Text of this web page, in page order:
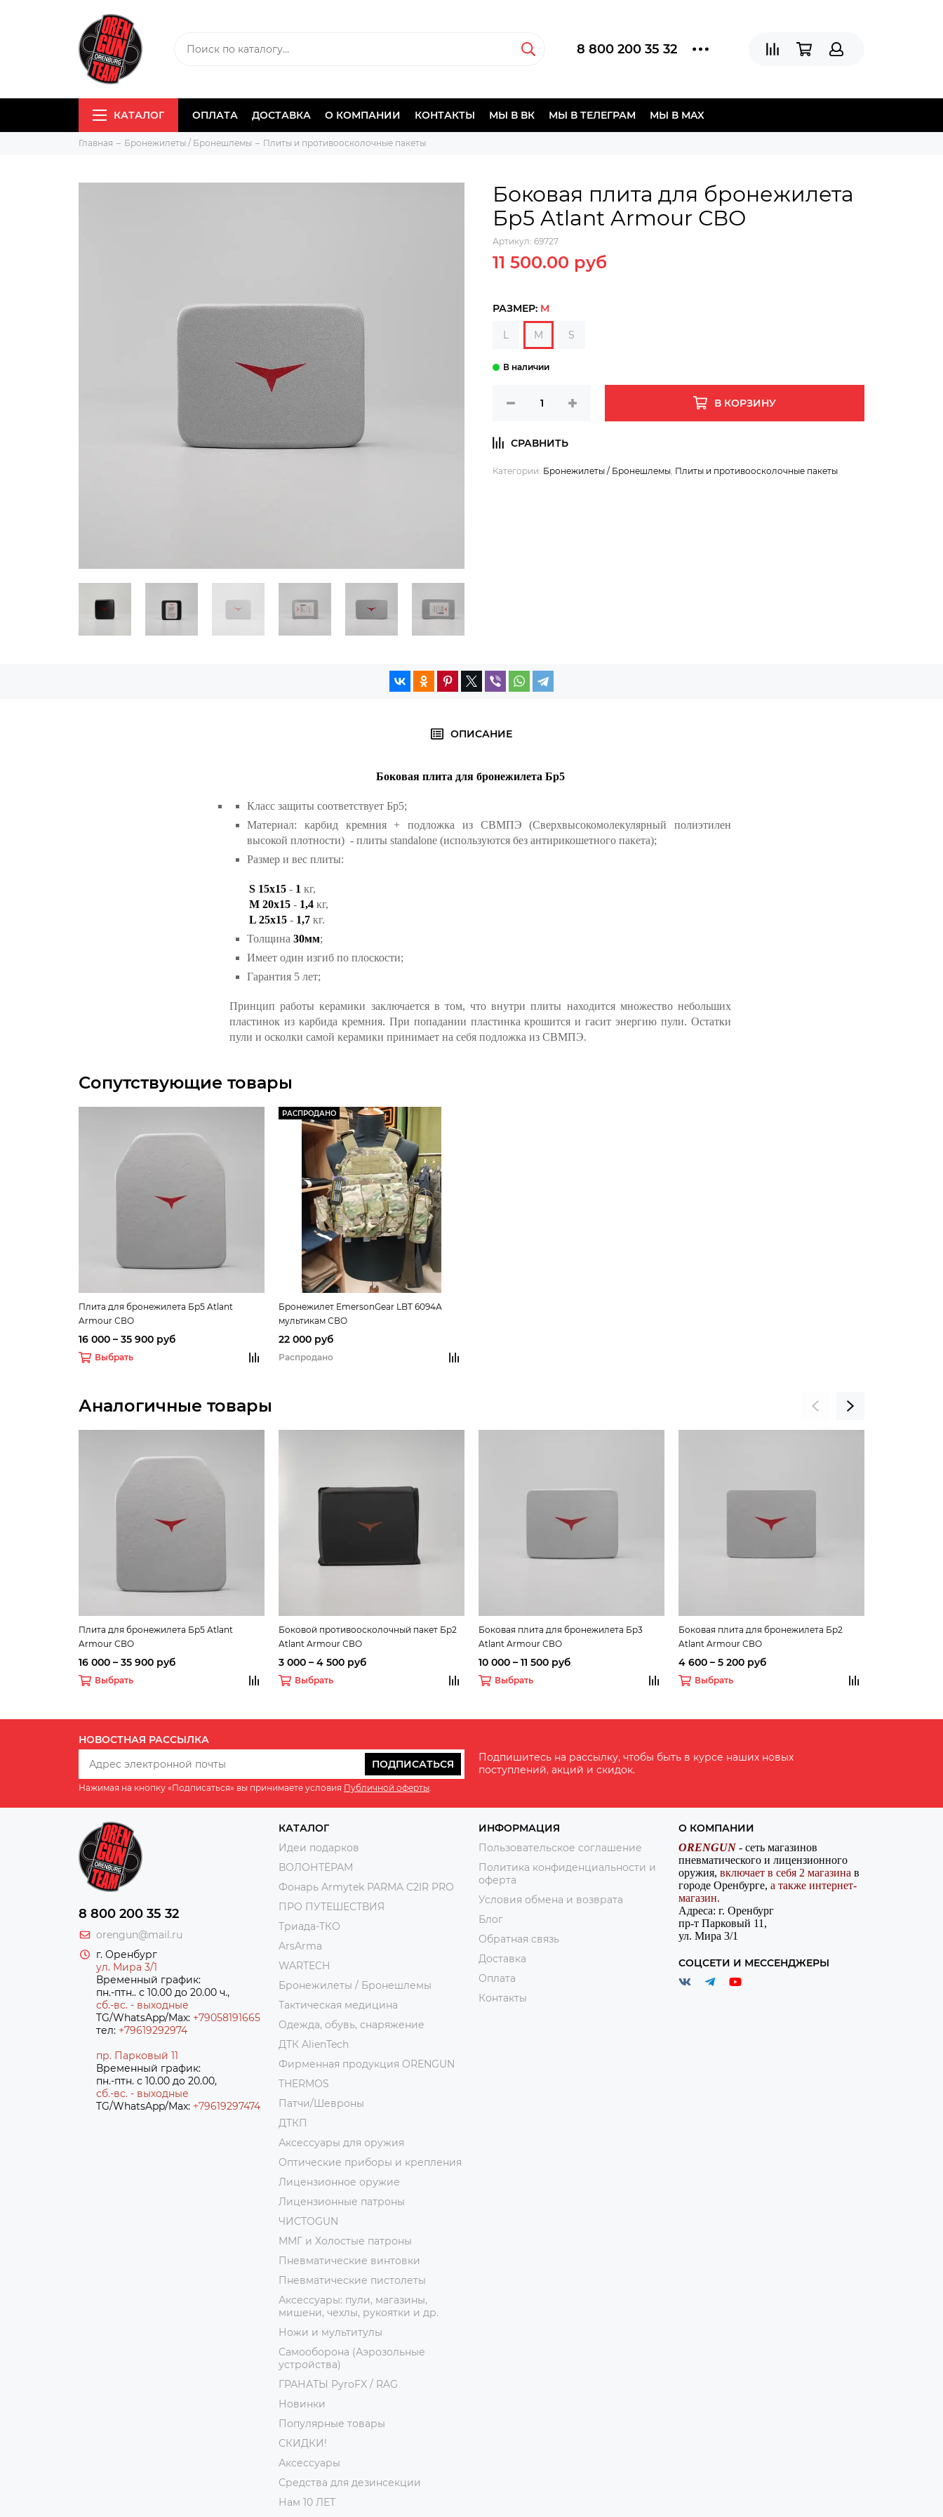
8 800 200 35 32
КАТАЛОГ ОПЛАТА ДОСТАВКА О КОМПАНИИ КОНТАКТЫ МЫ В ВК МЫ В ТЕЛЕГРАМ МЫ В МAX
Главная Бронежилеты / Бронешлемы Плиты и противоосколочные пакеты
Боковая плита для бронежилета
Бр5 Atlant Armour СВО
Артикул: 69727
11 500.00 руб
РАЗМЕР: M
L M S
В КОРЗИНУ
Категории: Бронежилеты / Бронешлемы Плиты и противоосколочные пакеты
ОПИСАНИЕ
Боковая плита для бронежилета Бр5
Класс защиты соответствует Бр5;
Материал: карбид кремния + подложка из СВМПЭ (Сверхвысокомолекулярный полиэтилен
высокой плотности) - плиты standalone (используются без антирикошетного пакета);
Размер и вес плиты:
S 15х15 - 1 кг,
M 20х15 - 1,4 кг,
L 25х15 - 1,7 кг.
Толщина 30мм;
Имеет один изгиб по плоскости;
Гарантия 5 лет;
Принцип работы керамики заключается в том, что внутри плиты находится множество небольших
пластинок из карбида кремния. При попадании пластинка крошится и гасит энергию пули. Остатки
пули и осколки самой керамики принимает на себя подложка из СВМПЭ.
Сопутствующие товары
Плита для бронежилета Бр5 Atlant
Armour СВО
16 000 – 35 900 руб
Выбрать
РАСПРОДАНО
Бронежилет EmersonGear LBT 6094А
мультикам СВО
22 000 руб
Распродано
Аналогичные товары
Плита для бронежилета Бр5 Atlant
Armour СВО
16 000 – 35 900 руб
Выбрать
Боковой противоосколочный пакет Бр2
Atlant Armour СВО
3 000 – 4 500 руб
Выбрать
Боковая плита для бронежилета Бр3
Atlant Armour СВО
10 000 – 11 500 руб
Выбрать
Боковая плита для бронежилета Бр2
Atlant Armour СВО
4 600 – 5 200 руб
Выбрать
НОВОСТНАЯ РАССЫЛКА
ПОДПИСАТЬСЯ
Нажимая на кнопку «Подписаться» вы принимаете условия Публичной оферты.
Подпишитесь на рассылку, чтобы быть в курсе наших новых
поступлений, акций и скидок.
8 800 200 35 32
orengun@mail.ru
г. Оренбург
ул. Мира 3/1
Временный график:
пн.-птн.. с 10.00 до 20.00 ч.,
сб.-вс. - выходные
TG/WhatsApp/Max: +79058191665
тел: +79619292974
пр. Парковый 11
Временный график:
пн.-птн. с 10.00 до 20.00,
сб.-вс. - выходные
TG/WhatsApp/Max: +79619297474
КАТАЛОГ
Идеи подарков
ВОЛОНТЁРАМ
Фонарь Armytek PARMA C2IR PRO
ПРО ПУТЕШЕСТВИЯ
Триада-ТКО
ArsArma
WARTECH
Бронежилеты / Бронешлемы
Тактическая медицина
Одежда, обувь, снаряжение
ДТК AlienTech
Фирменная продукция ORENGUN
THERMOS
Патчи/Шевроны
ДТКП
Аксессуары для оружия
Оптические приборы и крепления
Лицензионное оружие
Лицензионные патроны
ЧИСТОGUN
ММГ и Холостые патроны
Пневматические винтовки
Пневматические пистолеты
Аксессуары: пули, магазины,
мишени, чехлы, рукоятки и др.
Ножи и мультитулы
Самооборона (Аэрозольные
устройства)
ГРАНАТЫ PyroFX / RAG
Новинки
Популярные товары
СКИДКИ!
Аксессуары
Средства для дезинсекции
Нам 10 ЛЕТ
ИНФОРМАЦИЯ
Пользовательское соглашение
Политика конфиденциальности и
оферта
Условия обмена и возврата
Блог
Обратная связь
Доставка
Оплата
Контакты
О КОМПАНИИ
ORENGUN - сеть магазинов
пневматического и лицензионного
оружия, включает в себя 2 магазина в
городе Оренбурге, а также интернет-
магазин.
Адреса: г. Оренбург
пр-т Парковый 11,
ул. Мира 3/1
СОЦСЕТИ И МЕССЕНДЖЕРЫ